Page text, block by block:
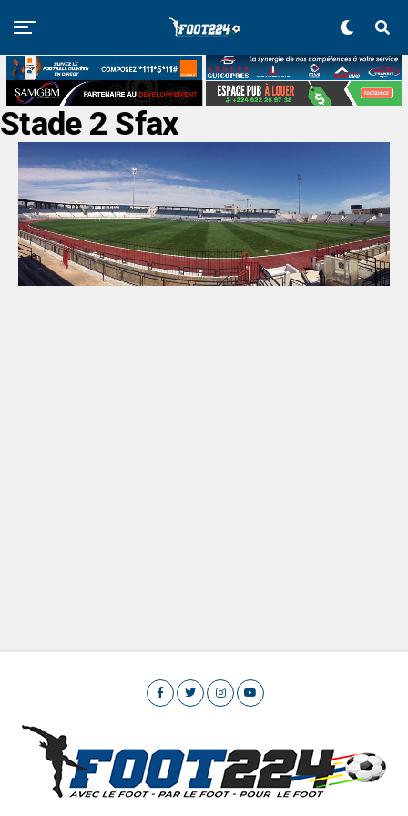
Stade 2 Sfax